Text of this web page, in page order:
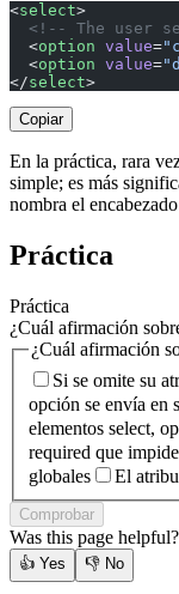
<select>
<!-- The user
  <
option value=
  <
option value=
</select>
Copiar
En la práctica, rara
simple; es más
nombra el
Práctica
Práctica
¿Cuál afirmación
¿Cuál afirmación
Si se omite su
opción se envía en
elementos select,
required que
globales
El
Comprobar
Was this page helpful?
👍 Yes 👎 No